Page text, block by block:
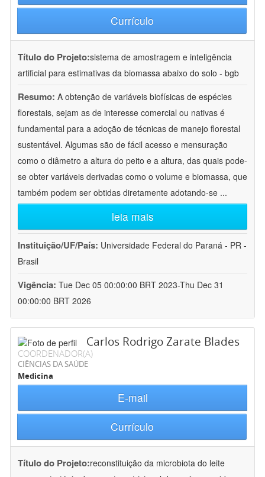
Currículo
Título do Projeto:sistema de amostragem e inteligência
artificial para estimativas da biomassa abaixo do solo - bgb
Resumo: A obtenção de variáveis biofísicas de espécies
florestais, sejam as de interesse comercial ou nativas é
fundamental para a adoção de técnicas de manejo florestal
sustentável. Algumas são de fácil acesso e mensuração
como o diâmetro a altura do peito e a altura, das quais pode-
se obter variáveis derivadas como o volume e biomassa, que
também podem ser obtidas diretamente adotando-se ...
leia mais
Instituição/UF/País: Universidade Federal do Paraná - PR -
Brasil
Vigência: Tue Dec 05 00:00:00 BRT 2023-Thu Dec 31
00:00:00 BRT 2026
Carlos Rodrigo Zarate Blades
COORDENADOR(A)
CIÊNCIAS DA SAÚDE
Medicina
E-mail
Currículo
Título do Projeto:reconstituição da microbiota do leite